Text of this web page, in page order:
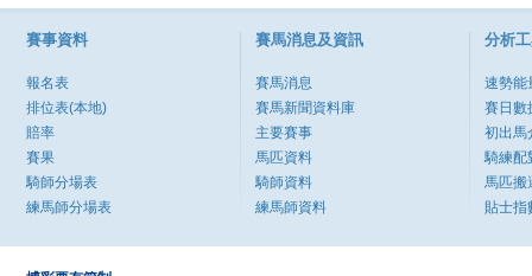
賽事資料
報名表
排位表(本地)
賠率
賽果
騎師分場表
練馬師分場表
賽馬消息及資訊
賽馬消息
賽馬新聞資料庫
主要賽事
馬匹資料
騎師資料
練馬師資料
分析
速勢能
賽日數
初出馬
騎練配
馬匹搬
貼士指